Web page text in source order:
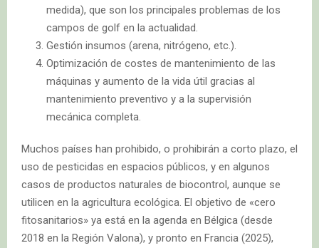
medida), que son los principales problemas de los
campos de golf en la actualidad.
Gestión insumos (arena, nitrógeno, etc.).
Optimización de costes de mantenimiento de las
máquinas y aumento de la vida útil gracias al
mantenimiento preventivo y a la supervisión
mecánica completa.
Muchos países han prohibido, o prohibirán a corto plazo, el
uso de pesticidas en espacios públicos, y en algunos
casos de productos naturales de biocontrol, aunque se
utilicen en la agricultura ecológica. El objetivo de «cero
fitosanitarios» ya está en la agenda en Bélgica (desde
2018 en la Región Valona), y pronto en Francia (2025),